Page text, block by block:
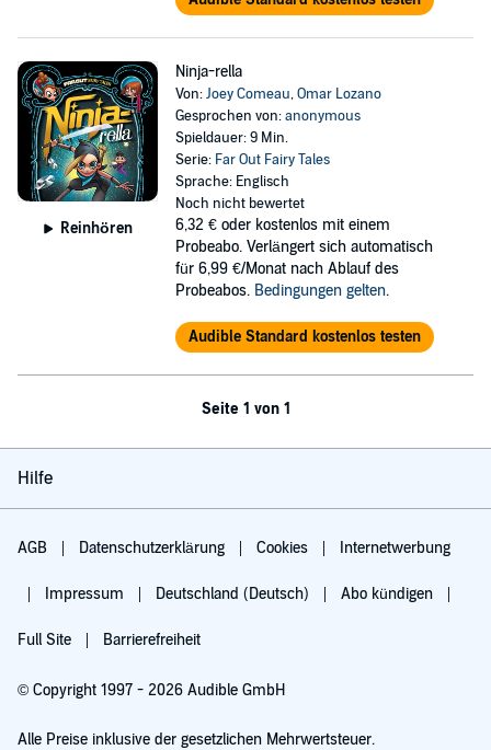
Reinhören
Ninja-rella
Von:Joey Comeau,Omar Lozano
Gesprochen von:anonymous
Spieldauer: 9 Min.
Serie: Far Out Fairy Tales
Sprache: Englisch
Noch nicht bewertet
6,32 € oder kostenlos mit einem
Probeabo. Verlängert sich automatisch
für 6,99 €/Monat nach Ablauf des
Probeabos. Bedingungen gelten.
Audible Standard kostenlos testen
Seite 1 von 1
Hilfe
AGB Datenschutzerklärung Cookies Internetwerbung
Impressum Deutschland (Deutsch) Abo kündigen
Full Site Barrierefreiheit
© Copyright 1997 - 2026 Audible GmbH
Alle Preise inklusive der gesetzlichen Mehrwertsteuer.